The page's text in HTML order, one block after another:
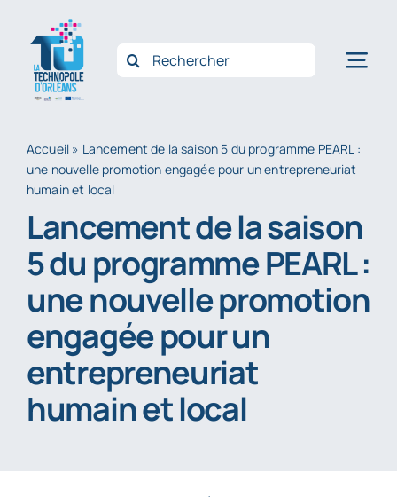
contenu
Rechercher:
Accueil » Lancement de la saison 5 du programme PEARL :
une nouvelle promotion engagée pour un entrepreneuriat
humain et local
Lancement de la saison
5 du programme PEARL :
une nouvelle promotion
engagée pour un
entrepreneuriat
humain et local